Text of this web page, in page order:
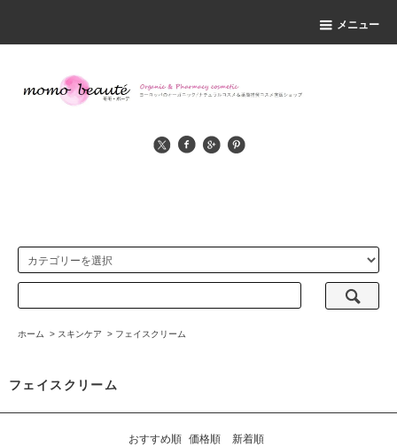
メニュー
ホーム > スキンケア > フェイスクリーム
フェイスクリーム
おすすめ順 価格順 新着順